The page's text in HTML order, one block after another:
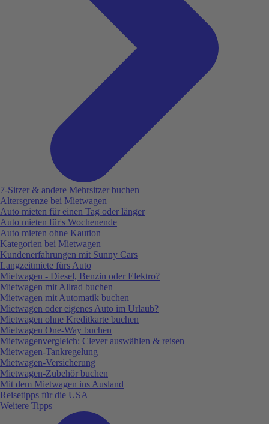
7-Sitzer & andere Mehrsitzer buchen
Altersgrenze bei Mietwagen
Auto mieten für einen Tag oder länger
Auto mieten für's Wochenende
Auto mieten ohne Kaution
Kategorien bei Mietwagen
Kundenerfahrungen mit Sunny Cars
Langzeitmiete fürs Auto
Mietwagen - Diesel, Benzin oder Elektro?
Mietwagen mit Allrad buchen
Mietwagen mit Automatik buchen
Mietwagen oder eigenes Auto im Urlaub?
Mietwagen ohne Kreditkarte buchen
Mietwagen One-Way buchen
Mietwagenvergleich: Clever auswählen & reisen
Mietwagen-Tankregelung
Mietwagen-Versicherung
Mietwagen-Zubehör buchen
Mit dem Mietwagen ins Ausland
Reisetipps für die USA
Weitere Tipps